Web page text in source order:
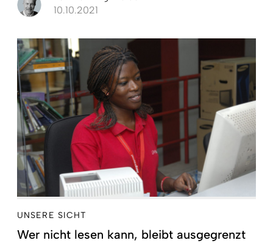
10.10.2021
UNSERE SICHT
Wer nicht lesen kann, bleibt ausgegrenzt